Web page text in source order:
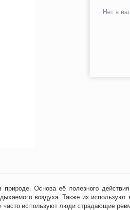
Нет в
Основа её полезного
воздуха. Также их
часто используют люди страдающие